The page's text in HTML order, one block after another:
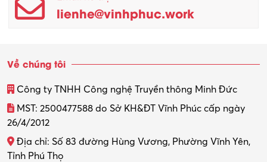
Quản trị kinh doanh
Thiết kế
Thiết kế nội thất
Thợ máy – Ô tô – Xe máy
lienhe@vinhphuc.work
Về chúng tôi
Công ty TNHH Công nghệ Truyền thông Minh Đức
MST: 2500477588 do Sở KH&ĐT Vĩnh Phúc cấp ngày
26/4/2012
Địa chỉ: Số 83 đường Hùng Vương, Phường Vĩnh Yên,
Tỉnh Phú Thọ